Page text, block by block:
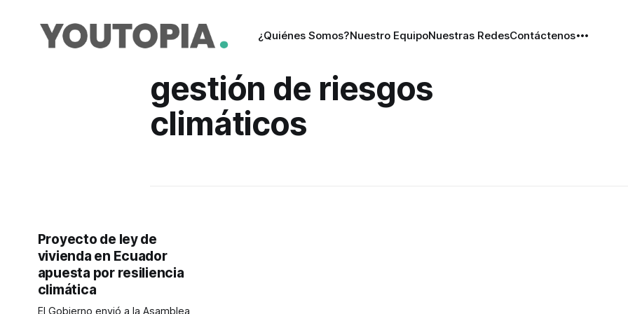
¿Quiénes Somos?Nuestro EquipoNuestras RedesContáctenos
gestión de riesgos
climáticos
Proyecto de ley de
vivienda en Ecuador
apuesta por resiliencia
climática
El Gobierno envió a la Asamblea